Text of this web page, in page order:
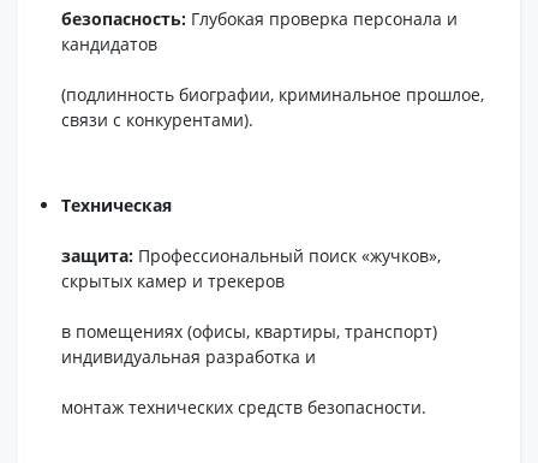
безопасность: Глубокая проверка персонала и
кандидатов
(подлинность биографии, криминальное прошлое,
связи с конкурентами).
Техническая
защита: Профессиональный поиск «жучков»,
скрытых камер и трекеров
в помещениях (офисы, квартиры, транспорт)
индивидуальная разработка и
монтаж технических средств безопасности.